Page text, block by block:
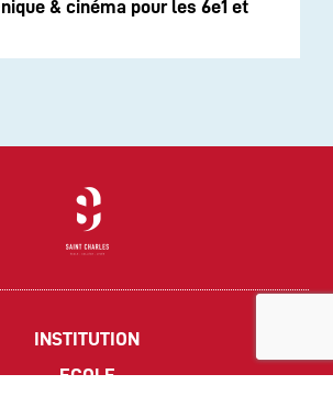
& cinéma pour les 6e1 et
INSTITUTION
ECOLE